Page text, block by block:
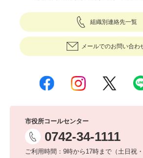
組織別連絡先一覧
メールでのお問い合わ
市役所コールセンター
0742-34-1111
ご利用時間：9時から17時まで（土日祝